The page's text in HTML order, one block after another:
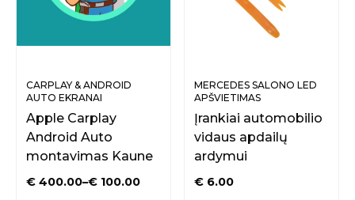
CARPLAY & ANDROID
AUTO EKRANAI
Apple Carplay
Android Auto
montavimas Kaune
€ 100.00
–
€ 400.00
MERCEDES SALONO LED
APŠVIETIMAS
Įrankiai automobilio
vidaus apdailų
ardymui
€ 6.00